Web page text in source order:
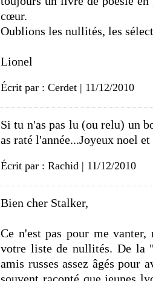
cœur.
Oublions les nullités, les
Lionel
Écrit par : Cerdet | 11/12/2010
Si tu n'as pas lu (ou relu) un
as raté l'année...Joyeux noel
Écrit par : Rachid | 11/12/2010
Bien cher Stalker,
Ce n'est pas pour me
votre liste de nullités. De la
amis russes assez âgés pour